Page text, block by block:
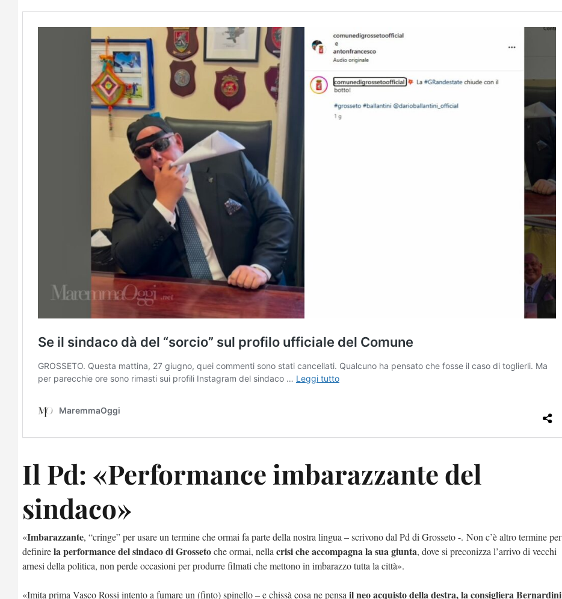
Il Pd: «Performance imbarazzante del
sindaco»
«Imbarazzante, “cringe” per usare un termine che ormai fa parte della nostra lingua – scrivono dal Pd di Grosseto -. Non c’è altro termine per
definirela performance del sindaco di Grossetoche ormai, nella crisi che accompagna la sua giunta, dove si preconizza l’arrivo di vecchi
arnesi della politica, non perde occasioni per produrre filmati che mettono in imbarazzo tutta la città».
«Imita prima Vasco Rossi intento a fumare un (finto) spinello – e chissà cosa ne pensa il neo acquisto della destra, la consigliera Bernardini